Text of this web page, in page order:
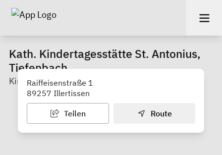
Kath. Kindertagesstätte St. Antonius,
Tiefenbach
Kindergarten
Raiffeisenstraße 1
89257 Illertissen
Teilen Route